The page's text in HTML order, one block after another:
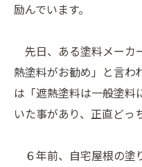
励んでいます。
先日、ある塗料メーカ
熱塗料がお勧め」と言わ
は「遮熱塗料は一般塗料
いた事があり、正直どっ
６年前、自宅屋根の塗